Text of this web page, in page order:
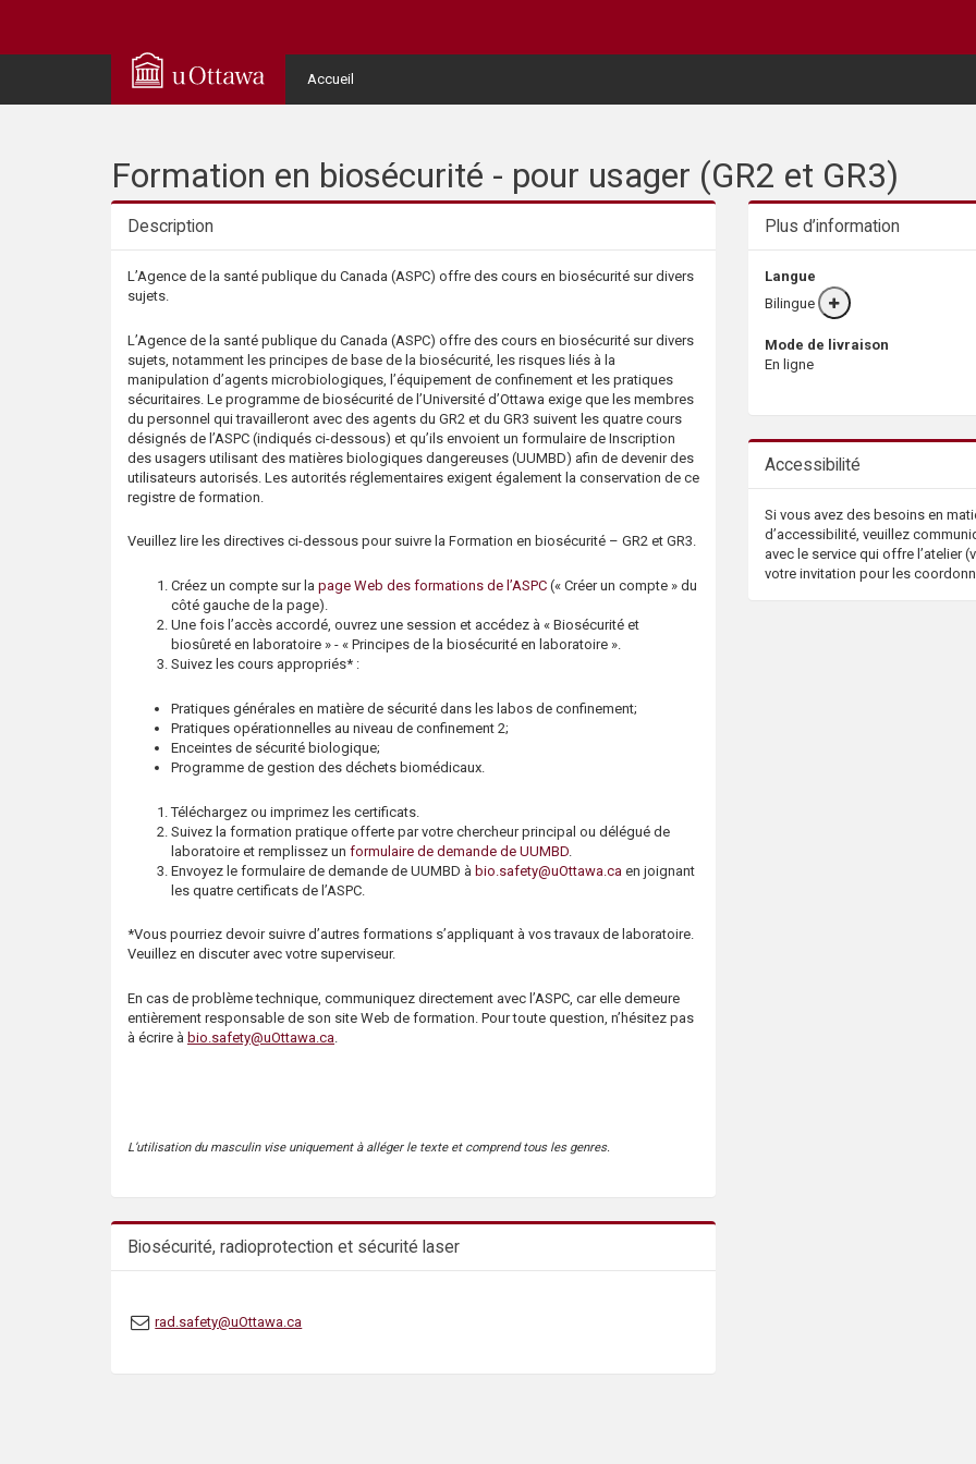
Accueil
User
Menu
Formation en biosécurité - pour usager (GR2 et GR3)
Description
Description
L’Agence de la santé publique du Canada (ASPC) offre des cours en biosécurité sur divers
sujets.
L’Agence de la santé publique du Canada (ASPC) offre des cours en biosécurité sur divers
sujets, notamment les principes de base de la biosécurité, les risques liés à la
manipulation d’agents microbiologiques, l’équipement de confinement et les pratiques
sécuritaires. Le programme de biosécurité de l’Université d’Ottawa exige que les membres
du personnel qui travailleront avec des agents du GR2 et du GR3 suivent les quatre cours
désignés de l’ASPC (indiqués ci-dessous) et qu’ils envoient un formulaire de Inscription
des usagers utilisant des matières biologiques dangereuses (UUMBD) afin de devenir des
utilisateurs autorisés. Les autorités réglementaires exigent également la conservation de ce
registre de formation.
Veuillez lire les directives ci-dessous pour suivre la Formation en biosécurité – GR2 et GR3.
Créez un compte sur la page Web des formations de l’ASPC (« Créer un compte » du
côté gauche de la page).
Une fois l’accès accordé, ouvrez une session et accédez à « Biosécurité et
biosûreté en laboratoire » - « Principes de la biosécurité en laboratoire ».
Suivez les cours appropriés* :
Pratiques générales en matière de sécurité dans les labos de confinement;
Pratiques opérationnelles au niveau de confinement 2;
Enceintes de sécurité biologique;
Programme de gestion des déchets biomédicaux.
Téléchargez ou imprimez les certificats.
Suivez la formation pratique offerte par votre chercheur principal ou délégué de
laboratoire et remplissez un formulaire de demande de UUMBD
Envoyez le formulaire de demande de UUMBD à bio.safety@uOttawa.ca en joignant
les quatre certificats de l’ASPC.
*Vous pourriez devoir suivre d’autres formations s’appliquant à vos travaux de laboratoire.
Veuillez en discuter avec votre superviseur.
En cas de problème technique, communiquez directement avec l’ASPC, car elle demeure
entièrement responsable de son site Web de formation. Pour toute question, n’hésitez pas
à écrire à bio.safety@uOttawa.ca.
L’utilisation du masculin vise uniquement à alléger le texte et comprend tous les genres.
Biosécurité, radioprotection et sécurité laser
rad.safety@uOttawa.ca
Plus d’information
Langue
Bilingue
More
info
Mode de livraison
En ligne
Accessibilité
Si vous avez des besoins en
d’accessibilité, veuillez
avec le service qui offre l’atelier
votre invitation pour les